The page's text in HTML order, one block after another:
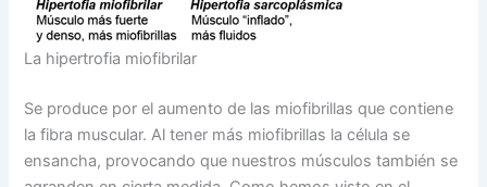
La hipertrofia miofibrilar
Se produce por el aumento de las miofibrillas que contiene
la fibra muscular. Al tener más miofibrillas la célula se
ensancha, provocando que nuestros músculos también se